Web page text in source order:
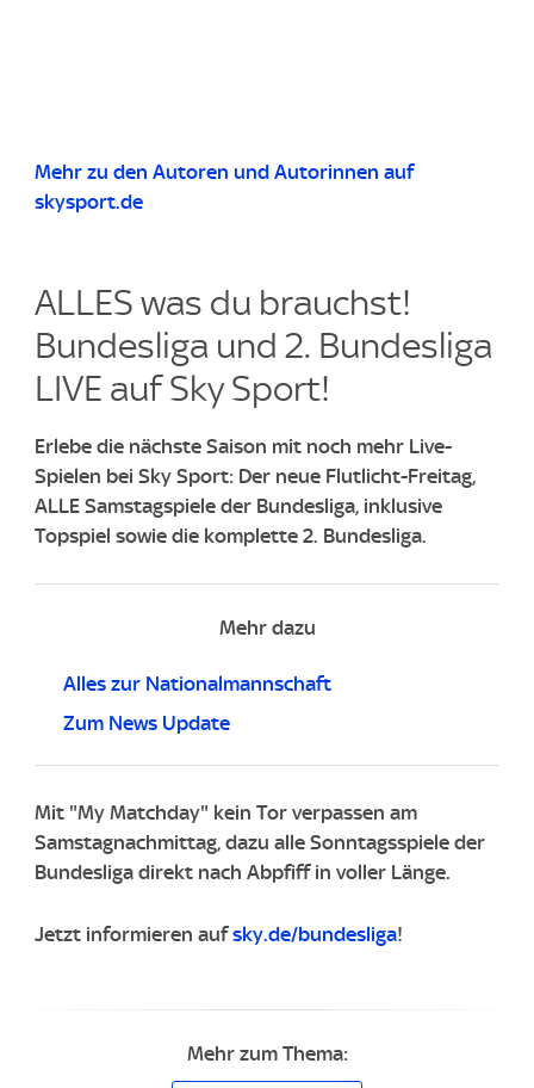
Mehr zu den Autoren und Autorinnen auf
skysport.de
ALLES was du brauchst!
Bundesliga und 2. Bundesliga
LIVE auf Sky Sport!
Erlebe die nächste Saison mit noch mehr Live-
Spielen bei Sky Sport: Der neue Flutlicht-Freitag,
ALLE Samstagspiele der Bundesliga, inklusive
Topspiel sowie die komplette 2. Bundesliga.
Mehr dazu
Alles zur Nationalmannschaft
Zum News Update
Mit "My Matchday" kein Tor verpassen am
Samstagnachmittag, dazu alle Sonntagsspiele der
Bundesliga direkt nach Abpfiff in voller Länge.
Jetzt informieren aufsky.de/bundesliga!
Mehr zum Thema: